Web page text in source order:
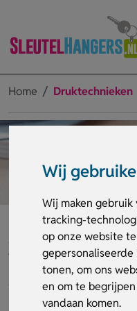
Wij
Wij maken gebruik
tracking-
op onze website
tonen, om ons
en om te
vandaan komen.
Home Druktechnieken
Druktechnieken
Voorbeelden van